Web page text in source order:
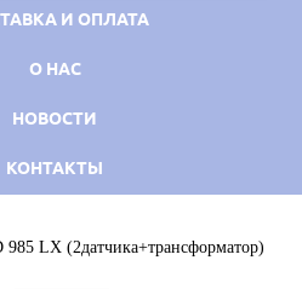
И ОПЛАТА
О НАС
НОВОСТИ
КОНТАКТЫ